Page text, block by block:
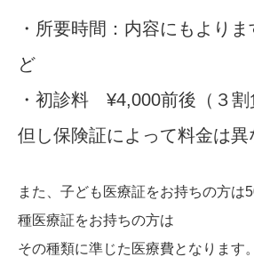
・所要時間：内容にもより
ど
・初診料 ¥4,000前後（３割
但し保険証によって料金は異
また、子ども医療証をお持ちの方は
種医療証をお持ちの方は
その種類に準じた医療費となります。